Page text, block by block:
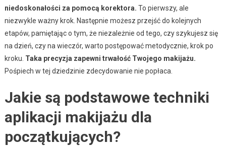
niedoskonałości za pomocą korektora. To pierwszy, ale
niezwykle ważny krok. Następnie możesz przejść do kolejnych
etapów, pamiętając o tym, że niezależnie od tego, czy szykujesz się
na dzień, czy na wieczór, warto postępować metodycznie, krok po
kroku. Taka precyzja zapewni trwałość Twojego makijażu.
Pośpiech w tej dziedzinie zdecydowanie nie popłaca.
Jakie są podstawowe techniki
aplikacji makijażu dla
początkujących?